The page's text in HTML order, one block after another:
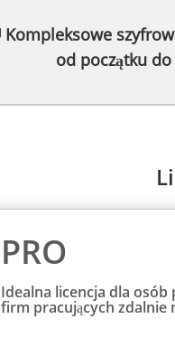
Kompleksowe
od początku
PRO
Idealna licencja dla
firm pracujących zdalnie